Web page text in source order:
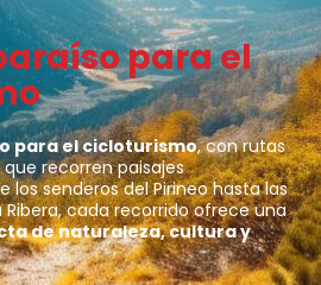
para el
para el cicloturismo, con rutas
recorren paisajes
los senderos del Pirineo hasta las
Ribera, cada recorrido ofrece una
de naturaleza, cultura y